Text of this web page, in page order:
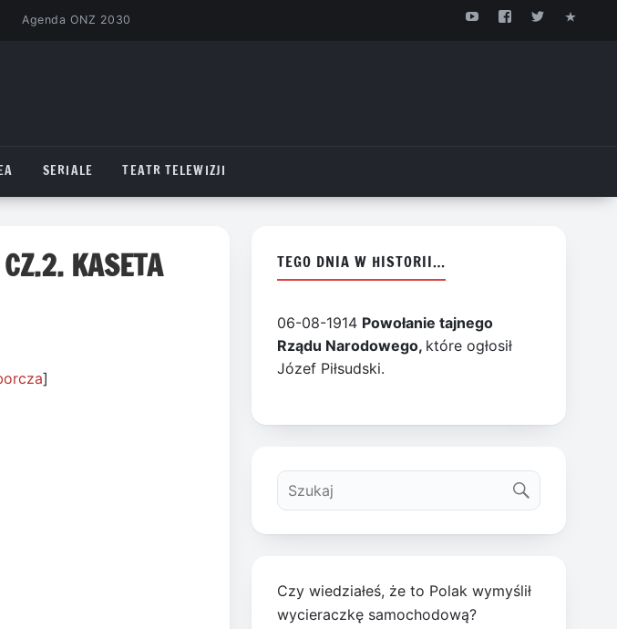
Agenda ONZ 2030
SERIALE TEATR TELEWIZJI
KASETA
]
TEGO DNIA W HISTORII…
06-08-1914 Powołanie tajnego
Rządu Narodowego, które ogłosił
Józef Piłsudski.
Czy wiedziałeś, że to Polak wymyślił
wycieraczkę samochodową?